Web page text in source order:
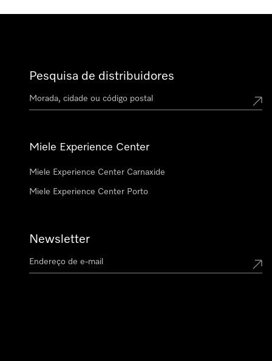
Pesquisa de distribuidores
Miele Experience Center
Miele Experience Center Carnaxide
Miele Experience Center Porto
Newsletter